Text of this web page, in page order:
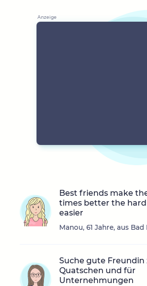
Best friends make
times better the
easier
Manou, 61 Jahre, aus Bad
Suche gute Freundin
Quatschen und für
Unternehmungen